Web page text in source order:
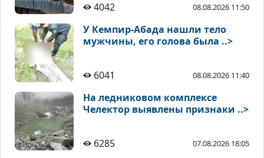
4042 08.08.2026 11:50
У Кемпир-Абада нашли тело
мужчины, его голова была ..>
6041 08.08.2026 11:40
На ледниковом комплексе
Челектор выявлены признаки ..>
6285 07.08.2026 18:05